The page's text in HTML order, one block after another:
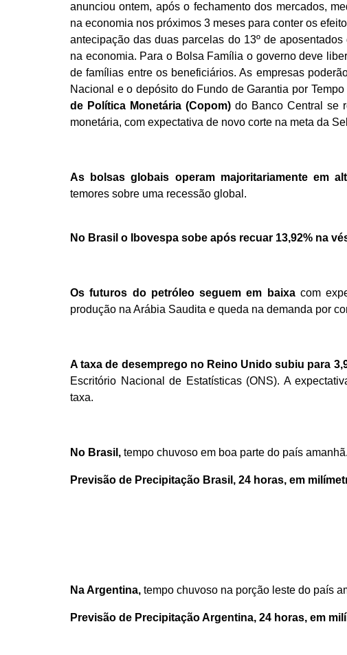
anunciou ontem, após o fechamento dos mercados,
na economia nos próximos 3 meses para conter os
antecipação das duas parcelas do 13º de
na economia. Para o Bolsa Família o governo deve
de famílias entre os beneficiários. As empresas
Nacional e o depósito do Fundo de Garantia por
de Política Monetária (Copom) do Banco Central se
monetária, com expectativa de novo corte na meta da
As bolsasglobais operam majoritariamente em
temores sobre uma recessão global.
No Brasil o Ibovespa sobe após recuar 13,92% na
Os futuros do petróleoseguem em baixa com
produção na Arábia Saudita e queda na demanda por
A taxa de desemprego no Reino Unido subiu para
Escritório Nacional de Estatísticas (ONS). A
taxa.
No Brasil, tempo chuvoso em boa parte do país amanhã.
Previsão de Precipitação Brasil , 24 horas, em m
Na Argentina, tempo chuvoso na porção leste do país
Previsão de Precipitação Argentina, 24 horas, em